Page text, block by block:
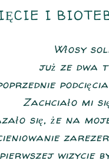
I
Włosy
już ze dwa
Zachciało mi
się, że na
wizycie